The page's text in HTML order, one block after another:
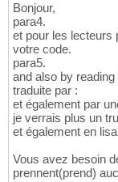
Bonjour,
para4.
et pour les lecteurs
votre code.
para5.
and also by
traduite par :
et également par
je verrais plus un
et également en
Vous avez besoin
prennent(prend)